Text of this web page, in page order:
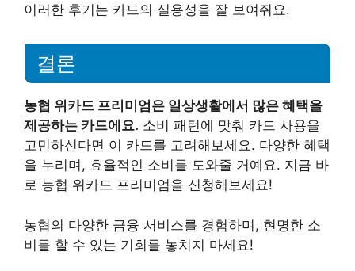
이러한 후기는 카드의 실용성을 잘 보여줘요.
결론
농협 위카드 프리미엄은 일상생활에서 많은 혜택을
제공하는 카드에요. 소비 패턴에 맞춰 카드 사용을
고민하신다면 이 카드를 고려해보세요. 다양한 혜택
을 누리며, 효율적인 소비를 도와줄 거예요. 지금 바
로 농협 위카드 프리미엄을 신청해보세요!
농협의 다양한 금융 서비스를 경험하며, 현명한 소
비를 할 수 있는 기회를 놓치지 마세요!